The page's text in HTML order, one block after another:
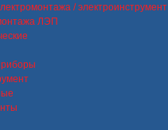
/ электроинструмент
ЛЭП